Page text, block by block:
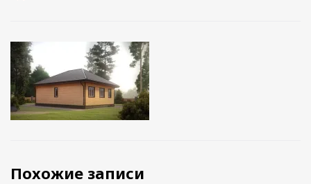
Похожие записи